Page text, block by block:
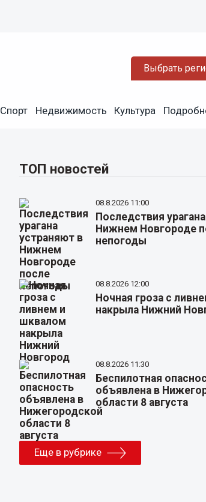
Выбрать
Спорт Недвижимость Культура
ТОП новостей
08.8.2026 11:00
Последствия
Нижнем Новгороде
непогоды
08.8.2026 12:00
Ночная гроза с
накрыла Нижний
08.8.2026 11:30
Беспилотная
объявлена в
области 8 августа
Еще в рубрике